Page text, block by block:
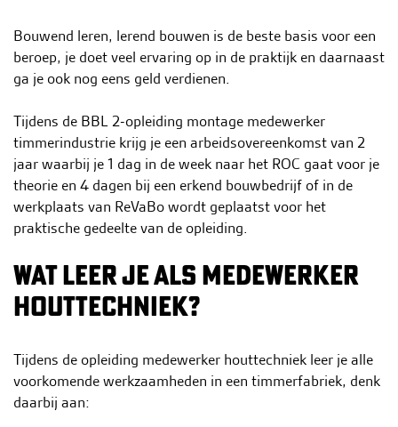
Bouwend leren, lerend bouwen is de beste basis voor een
beroep, je doet veel ervaring op in de praktijk en daarnaast
ga je ook nog eens geld verdienen.
Tijdens de BBL 2-opleiding montage medewerker
timmerindustrie krijg je een arbeidsovereenkomst van 2
jaar waarbij je 1 dag in de week naar het ROC gaat voor je
theorie en 4 dagen bij een erkend bouwbedrijf of in de
werkplaats van ReVaBo wordt geplaatst voor het
praktische gedeelte van de opleiding.
WAT LEER JE ALS MEDEWERKER
HOUTTECHNIEK?
Tijdens de opleiding medewerker houttechniek leer je alle
voorkomende werkzaamheden in een timmerfabriek, denk
daarbij aan: